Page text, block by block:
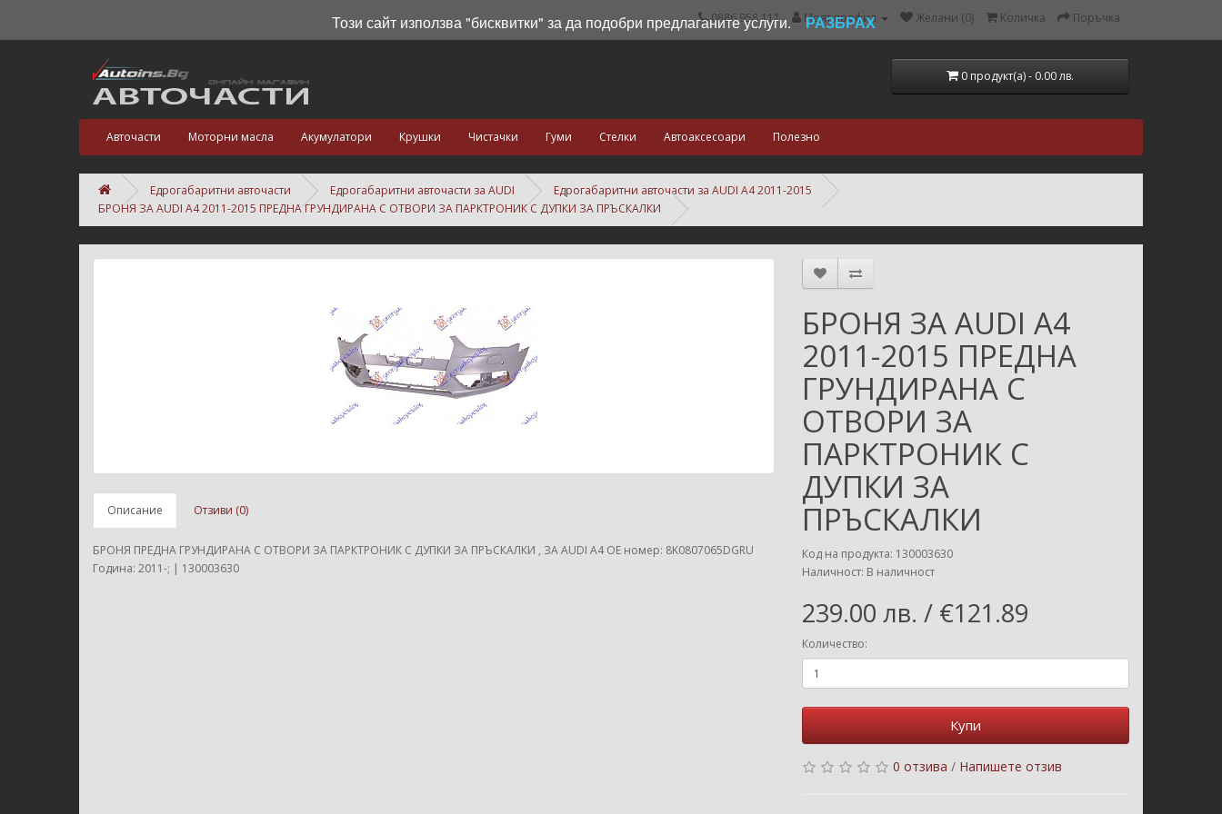
0886 958 111 Моят профил Желани (0) Количка Поръчка
0 продукт(а) - 0.00 лв.
Авточасти Моторни масла Акумулатори Крушки Чистачки Гуми Стелки Автоаксесоари Полезно
Едрогабаритни авточасти Едрогабаритни авточасти за AUDI
Едрогабаритни авточасти за AUDI A4 2011-2015
БРОНЯ ЗА AUDI A4 2011-2015 ПРЕДНА ГРУНДИРАНА С ОТВОРИ ЗА ПАРКТРОНИК С ДУПКИ ЗА ПРЪСКАЛКИ
Описание Отзиви (0)
БРОНЯ ПРЕДНА ГРУНДИРАНА С ОТВОРИ ЗА ПАРКТРОНИК С ДУПКИ ЗА ПРЪСКАЛКИ , ЗА AUDI A4 ОЕ номер: 8K0807065DGRU
Година: 2011-; | 130003630
БРОНЯ ЗА AUDI A4
2011-2015 ПРЕДНА
ГРУНДИРАНА С
ОТВОРИ ЗА
ПАРКТРОНИК С
ДУПКИ ЗА
ПРЪСКАЛКИ
Код на продукта: 130003630
Наличност: В наличност
239.00 лв. / €121.89
Количество:
Купи
0 отзива / Напишете отзив
Този сайт използва "бисквитки" за да подобри предлаганите услуги. РАЗБРАХ